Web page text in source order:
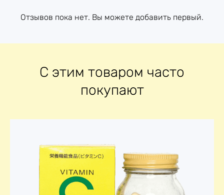
Срок годности 01.01.2027
Отзывов пока нет. Вы можете добавить первый.
С этим товаром часто
покупают